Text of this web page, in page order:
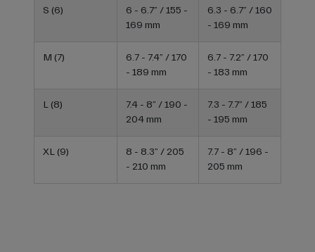
S (6)
6 - 6.7” / 155 -
169 mm
6.3 - 6.7” / 160
- 169 mm
M (7)
6.7 - 7.4” / 170
- 189 mm
6.7 - 7.2” / 170
- 183 mm
L (8)
7.4 - 8” / 190 -
204 mm
7.3 - 7.7” / 185
- 195 mm
XL (9)
8 - 8.3” / 205
- 210 mm
7.7 - 8” / 196 -
205 mm